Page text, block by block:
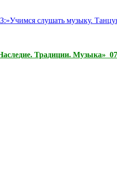
слушать музыку.
Традиции. Музыка»